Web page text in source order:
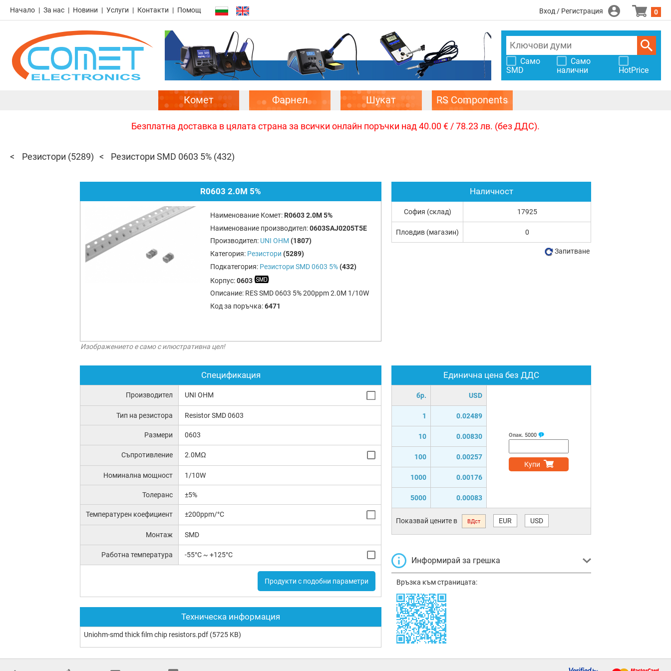
Начало За нас Новини Услуги Контакти Помощ Вход / Регистрация 0
Само
SMD
Само
налични
HotPrice
Комет Фарнел Шукат RS Components
Безплатна доставка в цялата страна за всички онлайн поръчки над 40.00 € / 78.23 лв. (без ДДС).
Резистори (5289) Резистори SMD 0603 5% (432)
R0603 2.0M 5%
Наименование Комет: R0603 2.0M 5%
Наименование производител:0603SAJ0205T5E
Производител: UNI OHM (1807)
Категория: Резистори (5289)
Подкатегория: Резистори SMD 0603 5% (432)
Корпус:0603
Описание: RES SMD 0603 5% 200ppm 2.0M 1/10W
Код за поръчка:6471
Изображението е само с илюстративна цел!
Спецификация
Производител UNI OHM
Тип на резистора Resistor SMD 0603
Размери 0603
Съпротивление 2.0MΩ
Номинална мощност 1/10W
Толеранс ±5%
Температурен коефициент ±200ppm/°C
Монтаж SMD
Работна температура -55°C ~ +125°C
Продукти с подобни параметри
Техническа информация
Uniohm-smd thick film chip resistors.pdf (5725 KB)
Единична цена без ДДС
бр. USD
1 0.02489
10 0.00830
100 0.00257
1000 0.00176
5000 0.00083
Опак. 5000
Купи
Показвай цените в ВДст EUR USD
Информирай за грешка
Връзка към страницата:
Наличност
София (склад) 17925
Пловдив (магазин) 0
Запитване